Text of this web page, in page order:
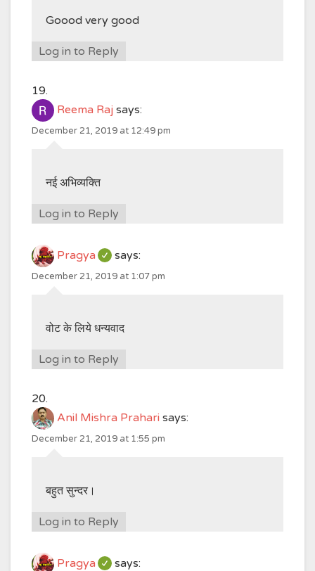
Goood very good
Log in to Reply
Reema Raj says:
December 21, 2019 at 12:49 pm
नई अभिव्यक्ति
Log in to Reply
Pragya says:
December 21, 2019 at 1:07 pm
वोट के लिये धन्यवाद
Log in to Reply
Anil Mishra Prahari says:
December 21, 2019 at 1:55 pm
बहुत सुन्दर।
Log in to Reply
Pragya says: